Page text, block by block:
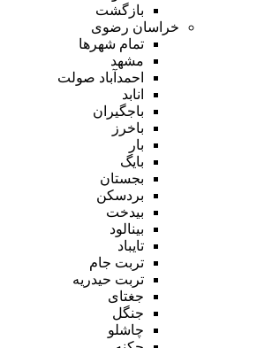
بازگشت
خراسان رضوی
تمام شهر‌ها
مشهد
احمدآباد صولت
انابد
باجگیران
باخرز
بار
بایگ
بجستان
بردسکن
بیدخت
بینالود
تایباد
تربت جام
تربت حیدریه
جغتای
جنگل
چاشلو